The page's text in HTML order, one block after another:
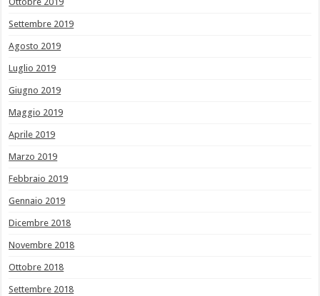
Settembre 2019
Agosto 2019
Luglio 2019
Giugno 2019
Maggio 2019
Aprile 2019
Marzo 2019
Febbraio 2019
Gennaio 2019
Dicembre 2018
Novembre 2018
Ottobre 2018
Settembre 2018